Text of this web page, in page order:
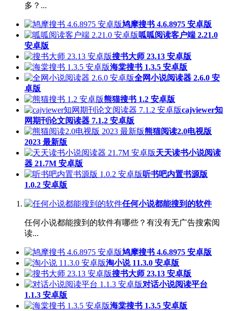
多？...
鸠摩搜书 4.6.8975 安卓版
呱呱阅读客户端 2.21.0
安卓版
搜书大师 23.13 安卓版
海棠搜书 1.3.5 安卓版
全网小说阅读器 2.6.0 安
卓版
熊猫搜书 1.2 安卓版
cajviewer知
网期刊论文阅读器 7.1.2 安卓版
熊猫阅读2.0电视版
2023 最新版
天天读书小说阅读
器 21.7M 安卓版
听书吧内置书源版
1.0.2 安卓版
任何小说都能搜到的软件
任何小说都能搜到的软件有哪些？有没有无广告搜索阅
读...
鸠摩搜书 4.6.8975 安卓版
淘小说 11.3.0 安卓版
搜书大师 23.13 安卓版
对话小说阅读平台
1.1.3 安卓版
海棠搜书 1.3.5 安卓版